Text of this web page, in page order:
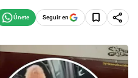
Seguir en